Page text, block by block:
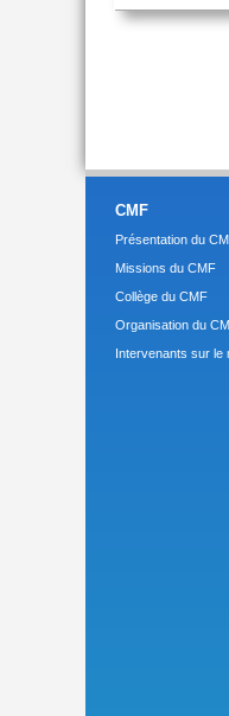
CMF
Présentation du
Missions du CMF
Collège du CMF
Organisation du
Intervenants sur le